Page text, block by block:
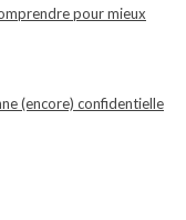
pour mieux
(encore) confidentielle